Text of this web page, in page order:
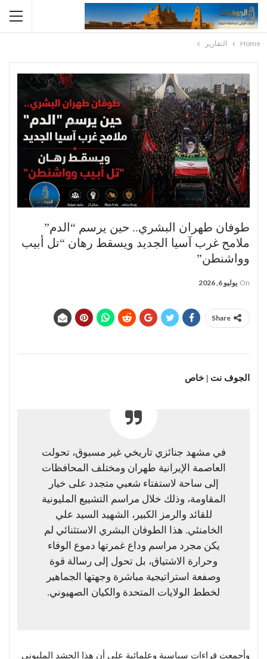
Home التقارير
طوفان طهران البشري.. حين يرسم “الدم”
ملامح غرب آسيا الجديد ويسقط رهان “تل أبيب
وواشنطن”
On يوليو 6, 2026
Share
الجوف نت | خاص
​في مشهد جنائزي تاريخي غير مسبوق، تحولت
العاصمة الإيرانية طهران ومختلف المحافظات
إلى ساحة لاستفتاء شعبي متجدد على خيار
المقاومة، وذلك خلال مراسم التشييع المليونية
للقائد والرمز الكبير، الشهيد السيد علي
الخامنئي. هذا الطوفان البشري الاستثنائي لم
يكن مجرد مراسم وداع غمرتها دموع الوفاء
وحرارة الاشتياق، بل تحول إلى رسالة قوة
وصفعة استراتيجية مباشرة وجهتها الجماهير
لخطط الولايات المتحدة والكيان الصهيوني.
​وأجمعت قراءات سياسية وعلمائية على أن هذا الحشد المليوني